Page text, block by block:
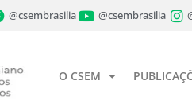
@csembrasilia @csembrasilia
O CSEM